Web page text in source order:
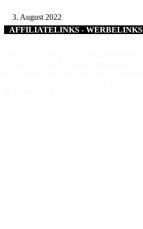
3. August 2022
AFFILIATELINKS - WERBELINKS